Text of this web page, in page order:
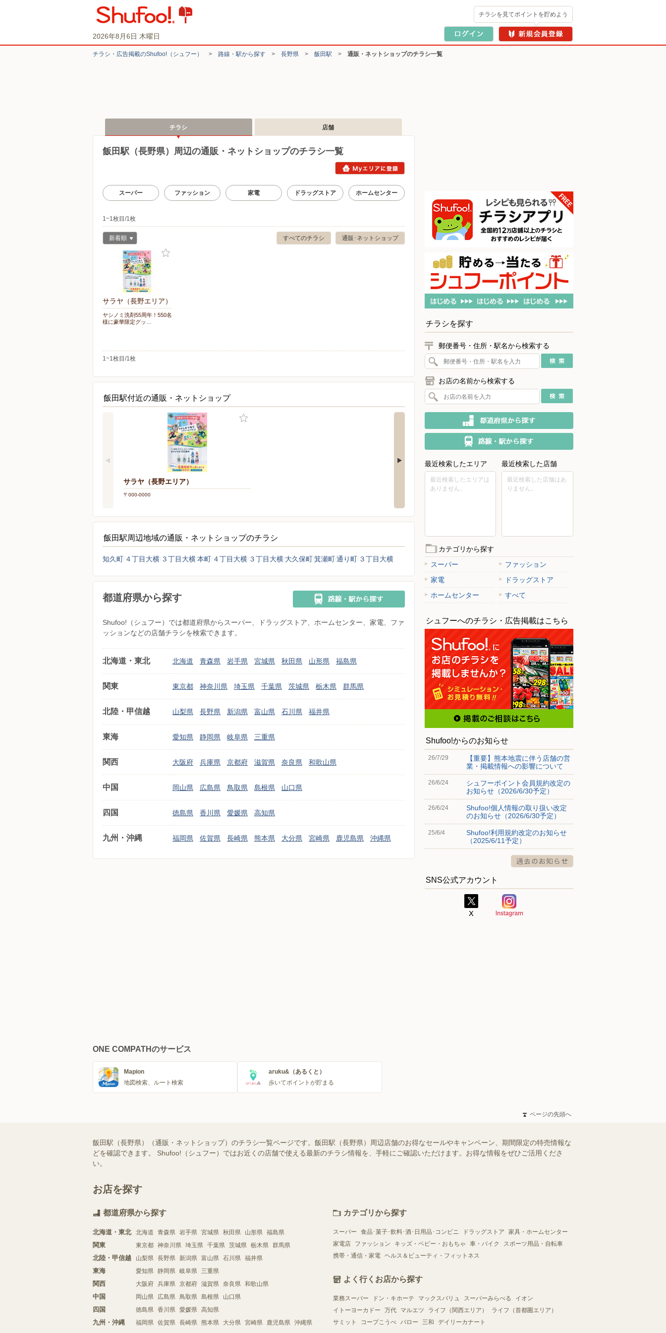
2026年8月6日 木曜日
チラシを見てポイントを貯めよう
チラシ・​広告掲載の​Shufoo!​（シュフー） > 路線・駅から探す > 長野県 > 飯田駅 > 通販・ネットショップのチラシ一覧
チラシ 店舗
飯田駅（長野県）周辺の通販・ネットショップのチラシ一覧
スーパー ファッション 家電 ドラッグストア ホームセンター
1~1枚目/1枚
通販･ネットショップ
すべてのチラシ
新着順
サラヤ（長野エリア）
ヤシノミ洗剤55周年！550名
様に豪華限定グッ…
1~1枚目/1枚
飯田駅付近の通販・ネットショップ
サラヤ（長野エリア）
〒000-0000
飯田駅周辺地域の通販・ネットショップのチラシ
知久町 ４丁目大横 ３丁目大横本町 ４丁目大横 ３丁目大横 大久保町箕瀬町通り町 ３丁目大横
都道府県から探す
Shufoo!（シュフー）では都道府県からスーパー、ドラッグストア、ホームセンター、家電、ファ
ッションなどの店舗チラシを検索できます。
北海道・東北 北海道 青森県 岩手県 宮城県 秋田県 山形県 福島県
関東 東京都 神奈川県 埼玉県 千葉県 茨城県 栃木県 群馬県
北陸・甲信越 山梨県 長野県 新潟県 富山県 石川県 福井県
東海 愛知県 静岡県 岐阜県 三重県
関西 大阪府 兵庫県 京都府 滋賀県 奈良県 和歌山県
中国 岡山県 広島県 鳥取県 島根県 山口県
四国 徳島県 香川県 愛媛県 高知県
九州・沖縄 福岡県 佐賀県 長崎県 熊本県 大分県 宮崎県 鹿児島県 沖縄県
チラシを探す
郵便番号・住所・駅名から検索する
お店の名前から検索する
最近検索したエリア
最近検索したエリアは
ありません。
最近検索した店舗
最近検索した店舗はあ
りません。
カテゴリから探す
スーパー
ファッション
家電
ドラッグストア
ホームセンター
すべて
シュフーへのチラシ・広告掲載はこちら
Shufoo!からのお知らせ
26/7/29
【重要】熊本地震に伴う店舗の営
業・掲載情報への影響について
26/6/24
シュフーポイント会員規約改定の
お知らせ（2026/6/30予定）
26/6/24
Shufoo!個人情報の取り扱い改定
のお知らせ（2026/6/30予定）
25/6/4
Shufoo!利用規約改定のお知らせ
（2025/6/11予定）
SNS公式アカウント
ONE COMPATHのサービス
Mapion
地図検索、ルート検索
aruku&（あるくと）
歩いてポイントが貯まる
ページの先頭へ
飯田駅（長野県）（通販・ネットショップ）のチラシ一覧ページです。飯田駅（長野県）周辺店舗のお得なセールやキャンペーン、期間限定の特売情報な
どを確認できます。 Shufoo!（シュフー）ではお近くの店舗で使える最新のチラシ情報を、手軽にご確認いただけます。お得な情報をぜひご活用くださ
い。
お店を探す
都道府県から探す
北海道・東北 北海道 青森県 岩手県 宮城県 秋田県 山形県 福島県
関東 東京都 神奈川県 埼玉県 千葉県 茨城県 栃木県 群馬県
北陸・甲信越 山梨県 長野県 新潟県 富山県 石川県 福井県
東海 愛知県 静岡県 岐阜県 三重県
関西 大阪府 兵庫県 京都府 滋賀県 奈良県 和歌山県
中国 岡山県 広島県 鳥取県 島根県 山口県
四国 徳島県 香川県 愛媛県 高知県
九州・沖縄 福岡県 佐賀県 長崎県 熊本県 大分県 宮崎県 鹿児島県 沖縄県
カテゴリから探す
スーパー 食品･菓子･飲料･酒･日用品･コンビニ ドラッグストア
家具・ホームセンター
家電店
ファッション キッズ・ベビー・おもちゃ 車・バイク
スポーツ用品・自転車
携帯・通信・家電 ヘルス＆ビューティ・フィットネス
よく行くお店から探す
業務スーパー ドン・キホーテ マックスバリュ スーパーみらべる
イオン
イトーヨーカドー
万代 マルエツ ライフ（関西エリア）
ライフ（首都圏エリア）
サミット
コープこうべ バロー 三和 デイリーカナート